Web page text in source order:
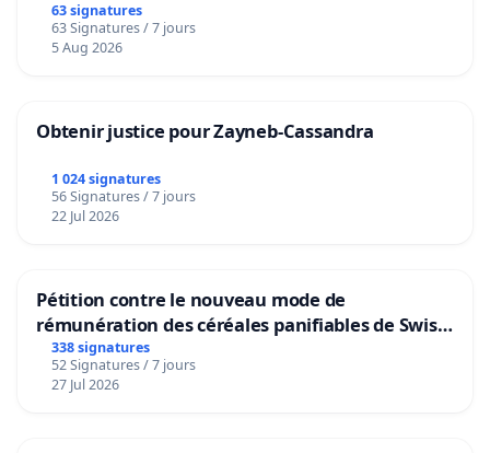
63 signatures
63 Signatures / 7 jours
5 Aug 2026
Obtenir justice pour Zayneb-Cassandra
1 024 signatures
56 Signatures / 7 jours
22 Jul 2026
Pétition contre le nouveau mode de
rémunération des céréales panifiables de Swiss
granum basé sur la teneur en protéines
338 signatures
52 Signatures / 7 jours
27 Jul 2026